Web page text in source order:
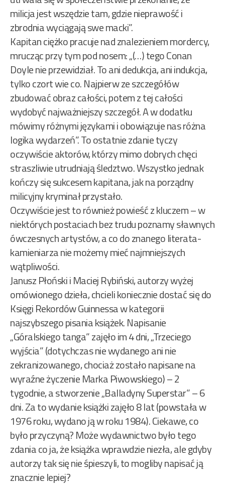
milicja jest wszędzie tam, gdzie nieprawość i
zbrodnia wyciągają swe macki”.
Kapitan ciężko pracuje nad znalezieniem mordercy,
mrucząc przy tym pod nosem: „(…) tego Conan
Doyle nie przewidział. To ani dedukcja, ani indukcja,
tylko czort wie co. Najpierw ze szczegółów
zbudować obraz całości, potem z tej całości
wydobyć najważniejszy szczegół. A w dodatku
mówimy różnymi językami i obowiązuje nas różna
logika wydarzeń”. To ostatnie zdanie tyczy
oczywiście aktorów, którzy mimo dobrych chęci
straszliwie utrudniają śledztwo. Wszystko jednak
kończy się sukcesem kapitana, jak na porządny
milicyjny kryminał przystało.
Oczywiście jest to również powieść z kluczem – w
niektórych postaciach bez trudu poznamy sławnych
ówczesnych artystów, a co do znanego literata-
kamieniarza nie możemy mieć najmniejszych
wątpliwości.
Janusz Płoński i Maciej Rybiński, autorzy wyżej
omówionego dzieła, chcieli koniecznie dostać się do
Księgi Rekordów Guinnessa w kategorii
najszybszego pisania książek. Napisanie
„Góralskiego tanga” zajęło im 4 dni, „Trzeciego
wyjścia” (dotychczas nie wydanego ani nie
zekranizowanego, chociaż zostało napisane na
wyraźne życzenie Marka Piwowskiego) – 2
tygodnie, a stworzenie „Balladyny Superstar” – 6
dni. Za to wydanie książki zajęło 8 lat (powstała w
1976 roku, wydano ją w roku 1984). Ciekawe, co
było przyczyną? Może wydawnictwo było tego
zdania co ja, że książka wprawdzie niezła, ale gdyby
autorzy tak się nie śpieszyli, to mogliby napisać ją
znacznie lepiej?